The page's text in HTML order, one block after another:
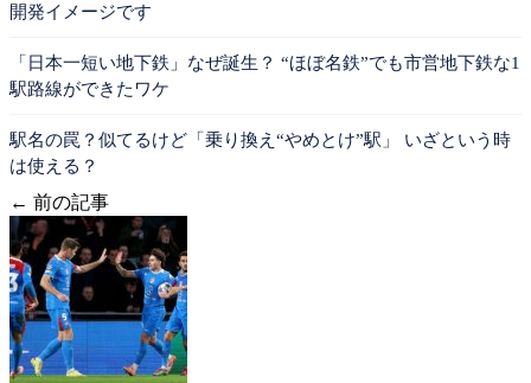
開発イメージです
「日本一短い地下鉄」なぜ誕生？ “ほぼ名鉄”でも市営地下鉄な1
駅路線ができたワケ
駅名の罠？似てるけど「乗り換え“やめとけ”駅」 いざという時
は使える？
← 前の記事